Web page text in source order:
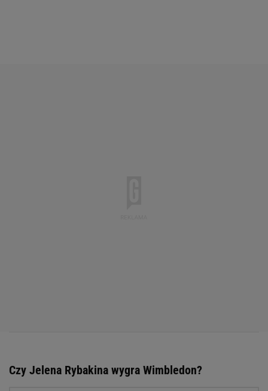
Czy Jelena Rybakina wygra Wimbledon?